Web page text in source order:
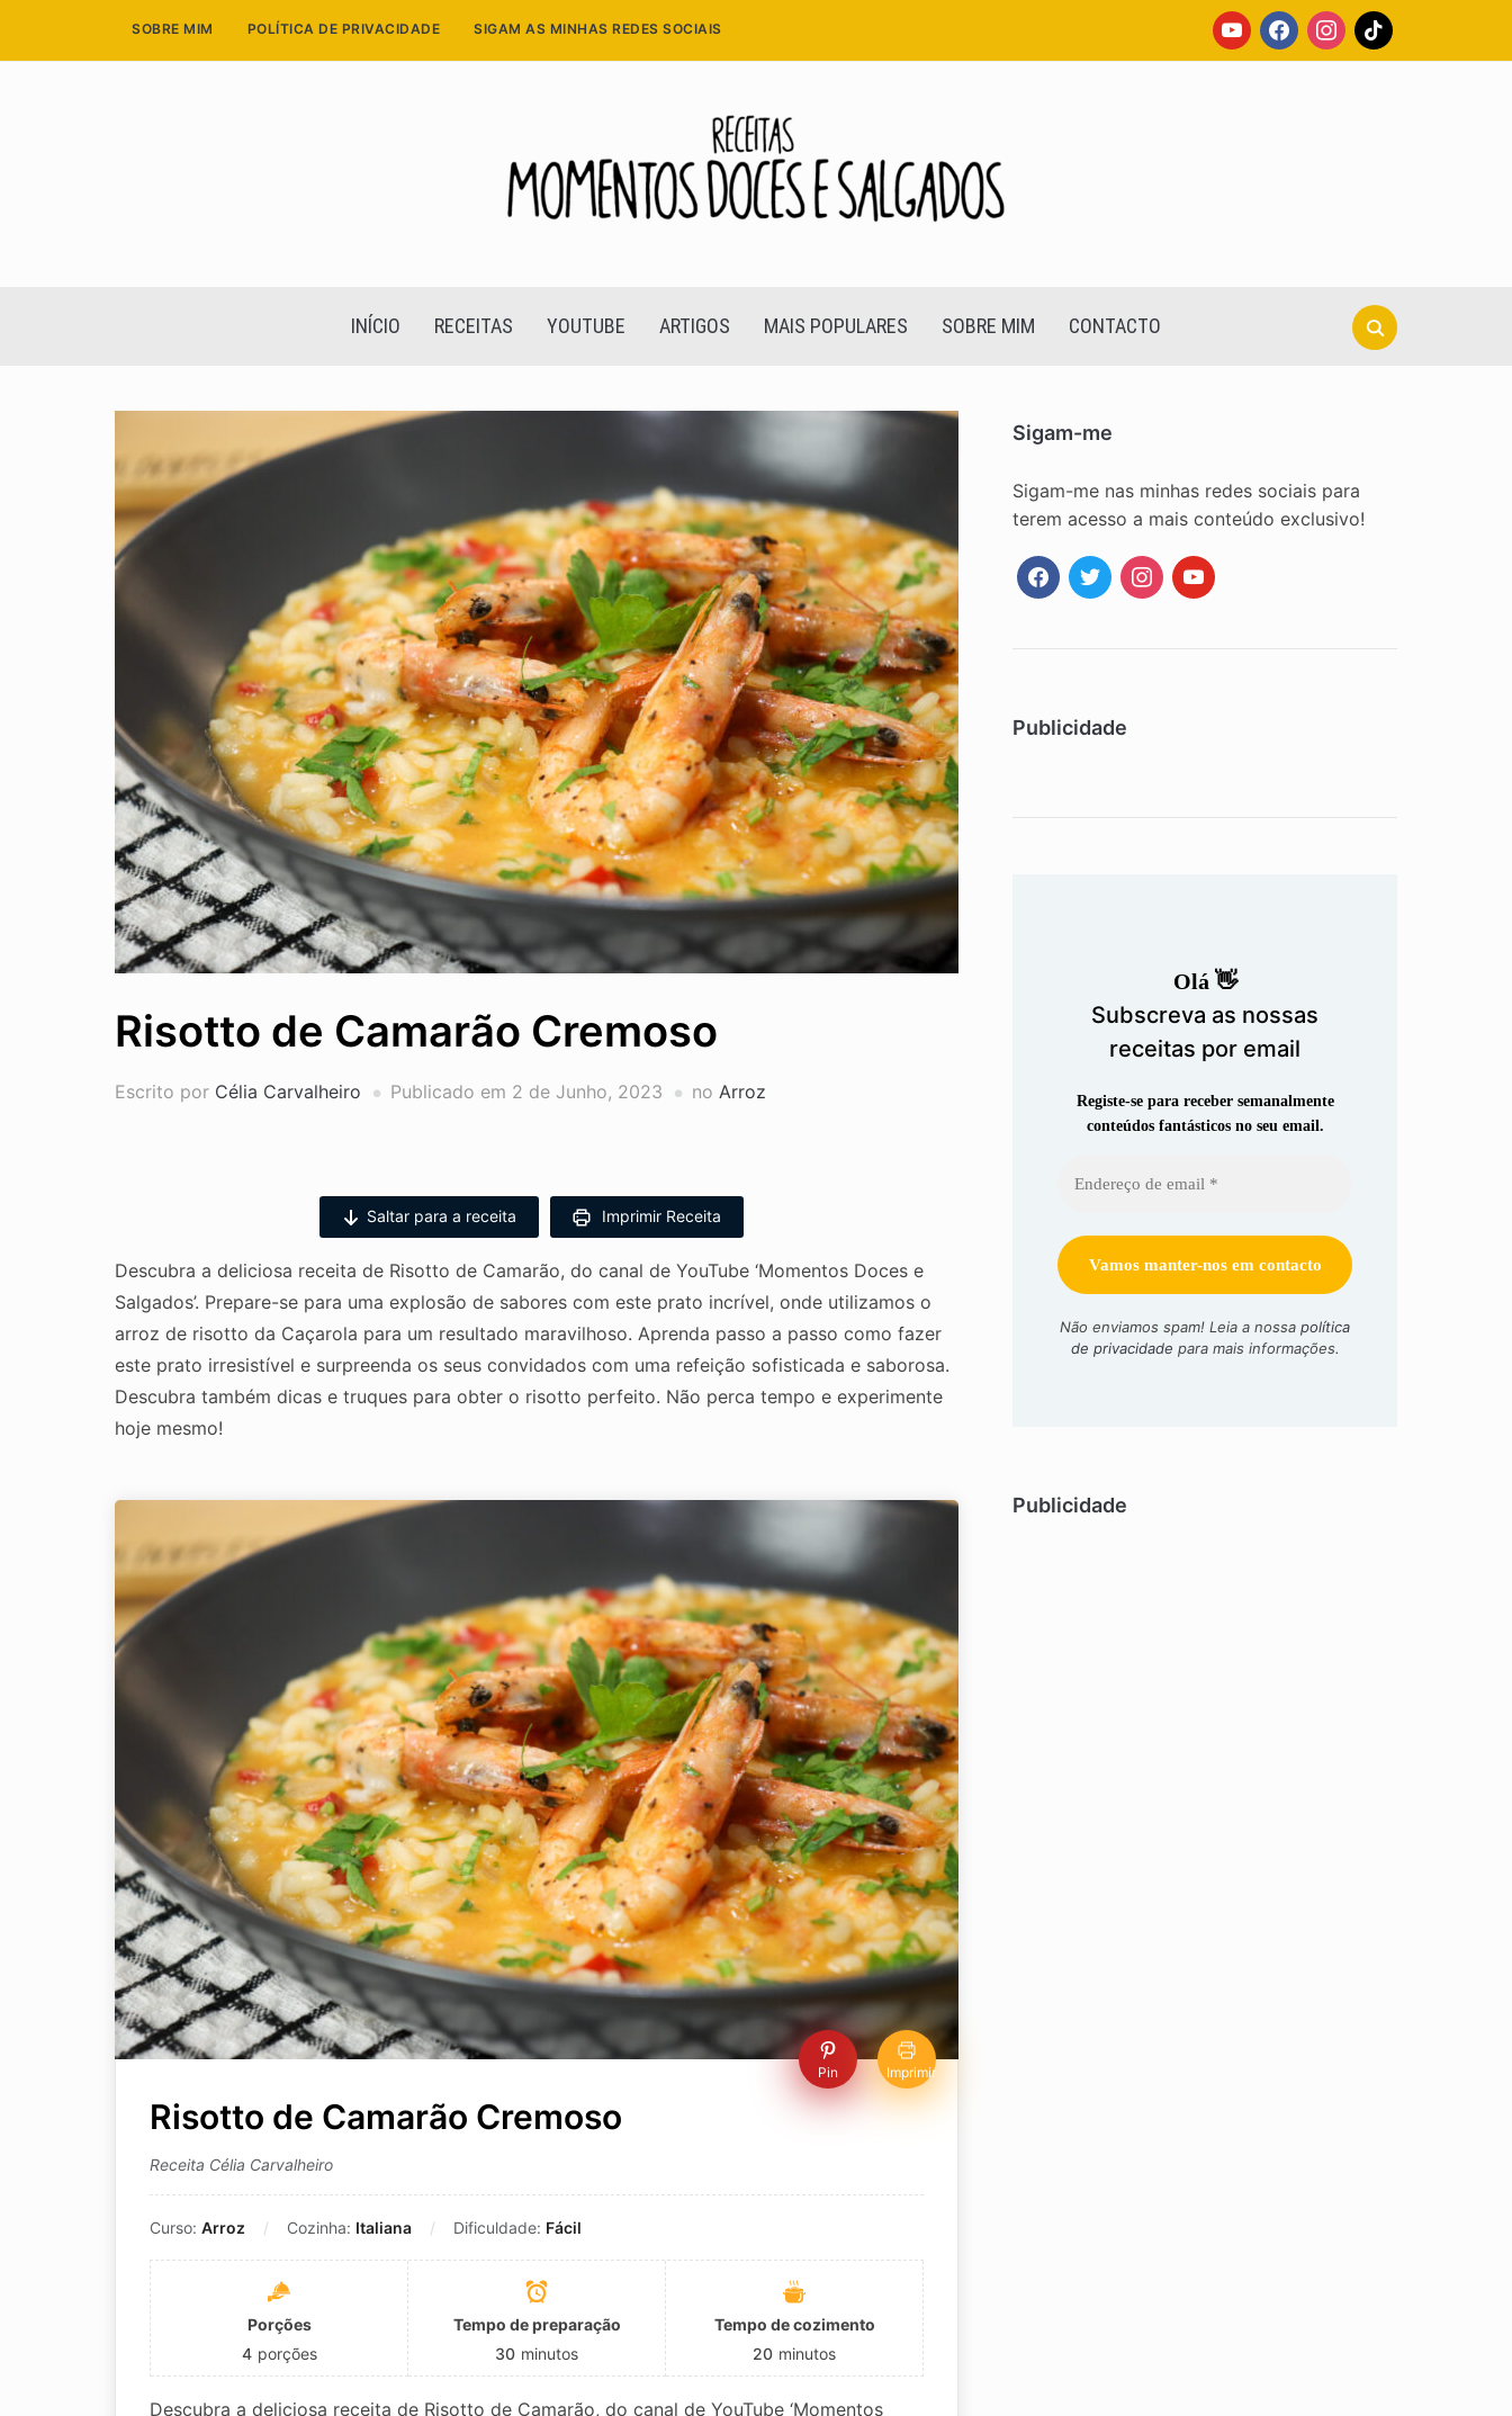
youtubefacebookinstagram
tiktok
SOBRE MIM POLÍTICA DE PRIVACIDADE SIGAM AS MINHAS REDES SOCIAIS
Search
for:
INÍCIO RECEITAS YOUTUBE ARTIGOS MAIS POPULARES SOBRE MIM CONTACTO
Risotto de Camarão Cremoso
Escrito por Célia Carvalheiro Publicado em 2 de Junho, 2023 no Arroz
Saltar para a receita Imprimir Receita
Descubra a deliciosa receita de Risotto de Camarão, do canal de YouTube ‘Momentos Doces e
Salgados’. Prepare-se para uma explosão de sabores com este prato incrível, onde utilizamos o
arroz de risotto da Caçarola para um resultado maravilhoso. Aprenda passo a passo como fazer
este prato irresistível e surpreenda os seus convidados com uma refeição sofisticada e saborosa.
Descubra também dicas e truques para obter o risotto perfeito. Não perca tempo e experimente
hoje mesmo!
Pin Imprimir
Risotto de Camarão Cremoso
Receita Célia Carvalheiro
Curso: Arroz Cozinha: Italiana Dificuldade: Fácil
Porções
4 porções
Tempo de preparação
30 minutos
Tempo de cozimento
20 minutos
Descubra a deliciosa receita de Risotto de Camarão, do canal de YouTube ‘Momentos
Sigam-me
Sigam-me nas minhas redes sociais para
terem acesso a mais conteúdo exclusivo!
facebooktwitterinstagram
youtube
Publicidade
Olá 👋
Subscreva as nossas
receitas por email
Registe-se para receber semanalmente
conteúdos fantásticos no seu email.
Não enviamos spam! Leia a nossa política
de privacidade para mais informações.
Publicidade